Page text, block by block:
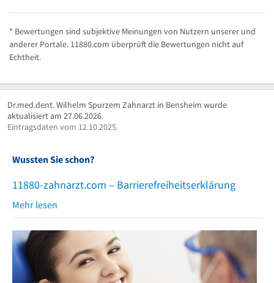
* Bewertungen sind subjektive Meinungen von Nutzern unserer und
anderer Portale. 11880.com überprüft die Bewertungen nicht auf
Echtheit.
Dr.med.dent. Wilhelm Spurzem Zahnarzt in Bensheim wurde
aktualisiert am 27.06.2026.
Eintragsdaten vom 12.10.2025.
Wussten Sie schon?
11880-zahnarzt.com – Barrierefreiheitserklärung
Mehr lesen